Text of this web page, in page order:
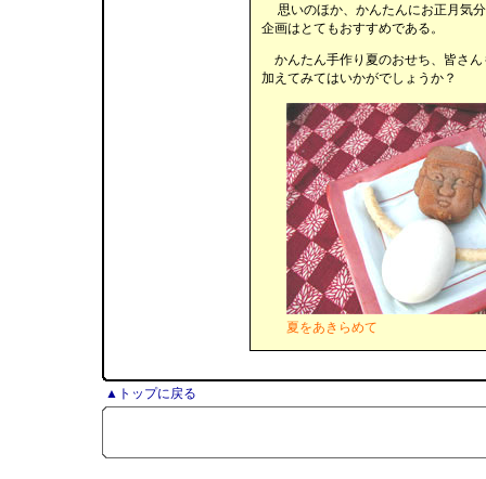
思いのほか、かんたんにお正月気
企画はとてもおすすめである。
かんたん手作り夏のおせち、皆さん
加えてみてはいかがでしょうか？
夏をあきらめて
▲トップに戻る